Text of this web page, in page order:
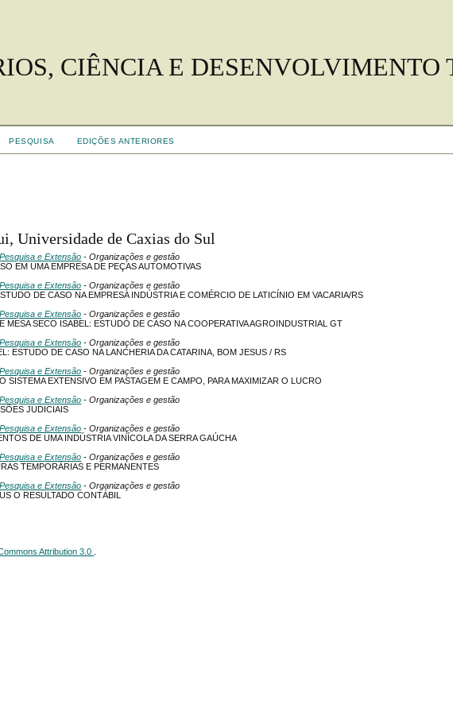
CIÊNCIA E DESENVOLVIMENTO
PESQUISA EDIÇÕES ANTERIORES
Universidade de Caxias do Sul
e Extensão - Organizações e gestão
EM UMA EMPRESA DE PEÇAS AUTOMOTIVAS
e Extensão - Organizações e gestão
DE CASO NA EMPRESA INDÚSTRIA E COMÉRCIO DE LATICÍNIO EM VACARIA/RS
e Extensão - Organizações e gestão
SECO ISABEL: ESTUDO DE CASO NA COOPERATIVA AGROINDUSTRIAL GT
e Extensão - Organizações e gestão
ESTUDO DE CASO NA LANCHERIA DA CATARINA, BOM JESUS / RS
e Extensão - Organizações e gestão
EXTENSIVO EM PASTAGEM E CAMPO, PARA MAXIMIZAR O LUCRO
e Extensão - Organizações e gestão
JUDICIAIS
e Extensão - Organizações e gestão
DE UMA INDÚSTRIA VINÍCOLA DA SERRA GAÚCHA
e Extensão - Organizações e gestão
TEMPORÁRIAS E PERMANENTES
e Extensão - Organizações e gestão
O RESULTADO CONTÁBIL
Attribution 3.0